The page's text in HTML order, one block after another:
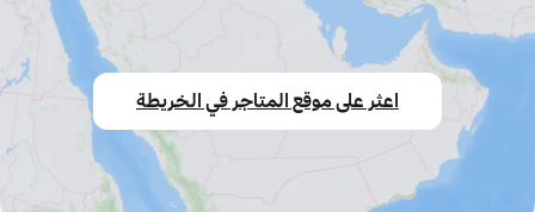
اعثر على موقع المتاجر في الخريطة